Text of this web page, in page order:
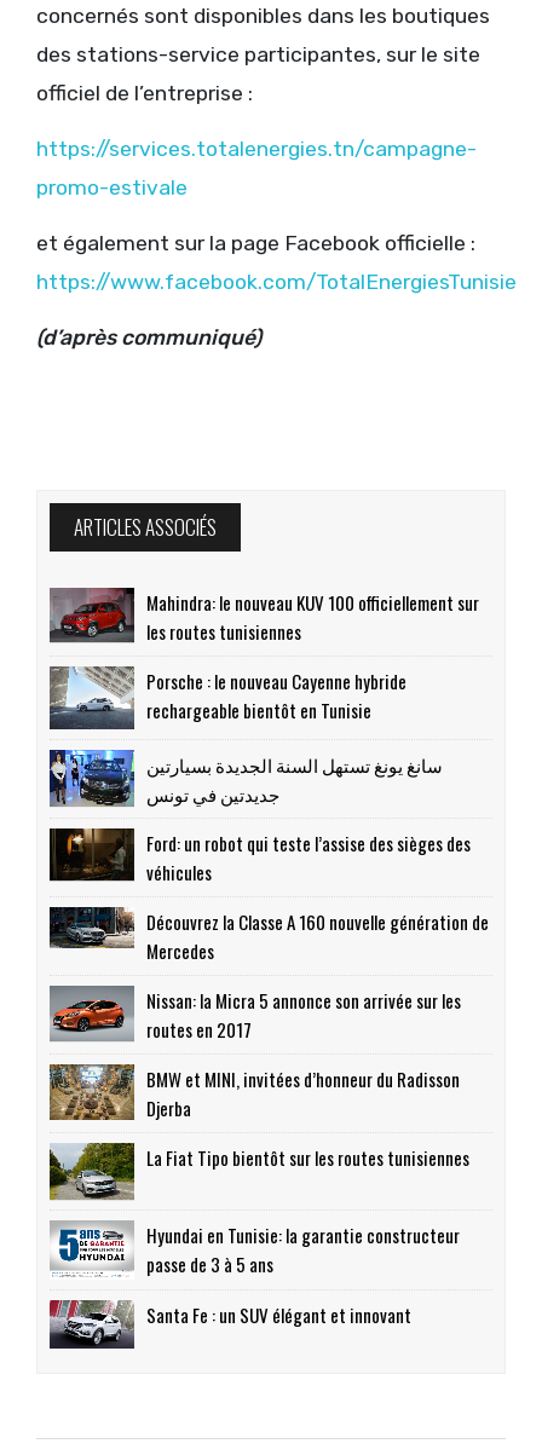
concernés sont disponibles dans les boutiques
des stations-service participantes, sur le site
officiel de l’entreprise :
https://services.totalenergies.tn/campagne-
promo-estivale
et également sur la page Facebook officielle :
https://www.facebook.com/TotalEnergiesTunisie
(d’après communiqué)
ARTICLES ASSOCIÉS
Mahindra: le nouveau KUV 100 officiellement sur
les routes tunisiennes
Porsche : le nouveau Cayenne hybride
rechargeable bientôt en Tunisie
سانغ يونغ تستهل السنة الجديدة بسيارتين
جديدتين في تونس
Ford: un robot qui teste l’assise des sièges des
véhicules
Découvrez la Classe A 160 nouvelle génération de
Mercedes
Nissan: la Micra 5 annonce son arrivée sur les
routes en 2017
BMW et MINI, invitées d’honneur du Radisson
Djerba
La Fiat Tipo bientôt sur les routes tunisiennes
Hyundai en Tunisie: la garantie constructeur
passe de 3 à 5 ans
Santa Fe : un SUV élégant et innovant